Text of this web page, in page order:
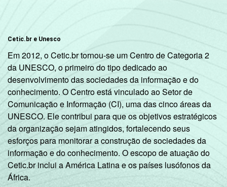
Cetic.br e Unesco
Em 2012, o Cetic.br tornou-se um Centro de Categoria 2
da UNESCO, o primeiro do tipo dedicado ao
desenvolvimento das sociedades da informação e do
conhecimento. O Centro está vinculado ao Setor de
Comunicação e Informação (CI), uma das cinco áreas da
UNESCO. Ele contribui para que os objetivos estratégicos
da organização sejam atingidos, fortalecendo seus
esforços para monitorar a construção de sociedades da
informação e do conhecimento. O escopo de atuação do
Cetic.br inclui a América Latina e os países lusófonos da
África.